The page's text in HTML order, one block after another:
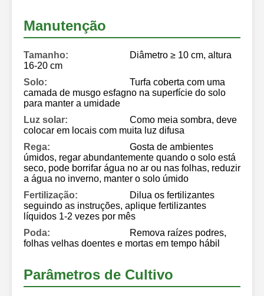
Manutenção
Tamanho:
Diâmetro ≥ 10 cm, altura
16-20 cm
Solo:
Turfa coberta com uma
camada de musgo esfagno na superfície do solo
para manter a umidade
Luz solar:
Como meia sombra, deve
colocar em locais com muita luz difusa
Rega:
Gosta de ambientes
úmidos, regar abundantemente quando o solo está
seco, pode borrifar água no ar ou nas folhas, reduzir
a água no inverno, manter o solo úmido
Fertilização:
Dilua os fertilizantes
seguindo as instruções, aplique fertilizantes
líquidos 1-2 vezes por mês
Poda:
Remova raízes podres,
folhas velhas doentes e mortas em tempo hábil
Parâmetros de Cultivo